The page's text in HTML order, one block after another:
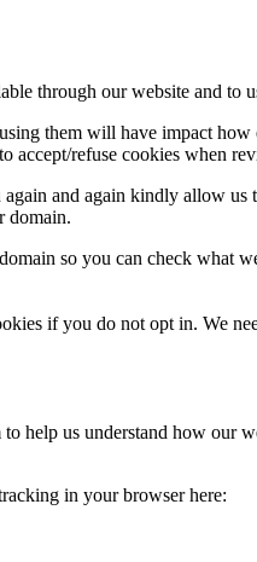
through our website and to
them will have impact
refuse cookies when
and again kindly allow
domain.
so you can check what
if you do not opt in. We
help us understand how
in your browser here: